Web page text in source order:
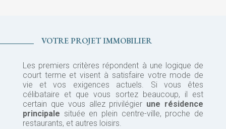
VOTRE PROJET IMMOBILIER
Les premiers critères répondent à une logique de
court terme et visent à satisfaire votre mode de
vie et vos exigences actuels. Si vous êtes
célibataire et que vous sortez beaucoup, il est
certain que vous allez privilégier une résidence
principale située en plein centre-ville, proche de
restaurants, et autres loisirs.